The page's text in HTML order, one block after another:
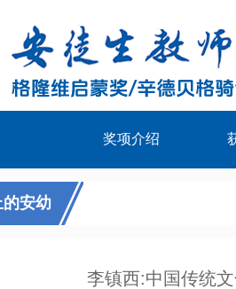
奖项介绍
安幼
李镇西:中国传统